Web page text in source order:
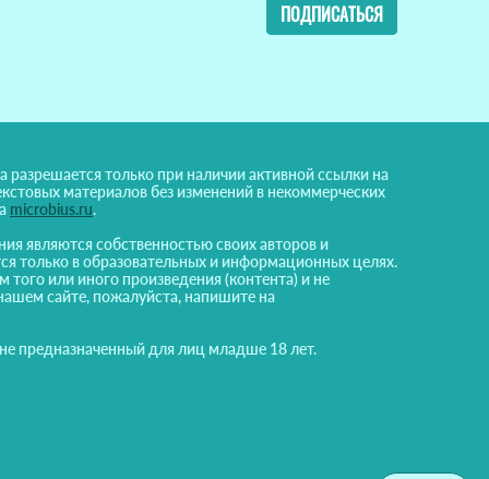
ПОДПИСАТЬСЯ
разрешается только при наличии активной ссылки на
материалов без изменений в некоммерческих
microbius.ru.
являются собственностью своих авторов и
только в образовательных и информационных целях.
того или иного произведения (контента) и не
сайте, пожалуйста, напишите на
предназначенный для лиц младше 18 лет.